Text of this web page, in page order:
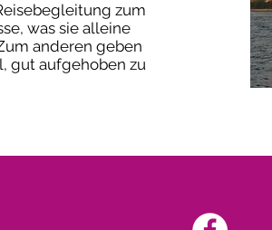
zum
was sie alleine
anderen geben
gut aufgehoben zu